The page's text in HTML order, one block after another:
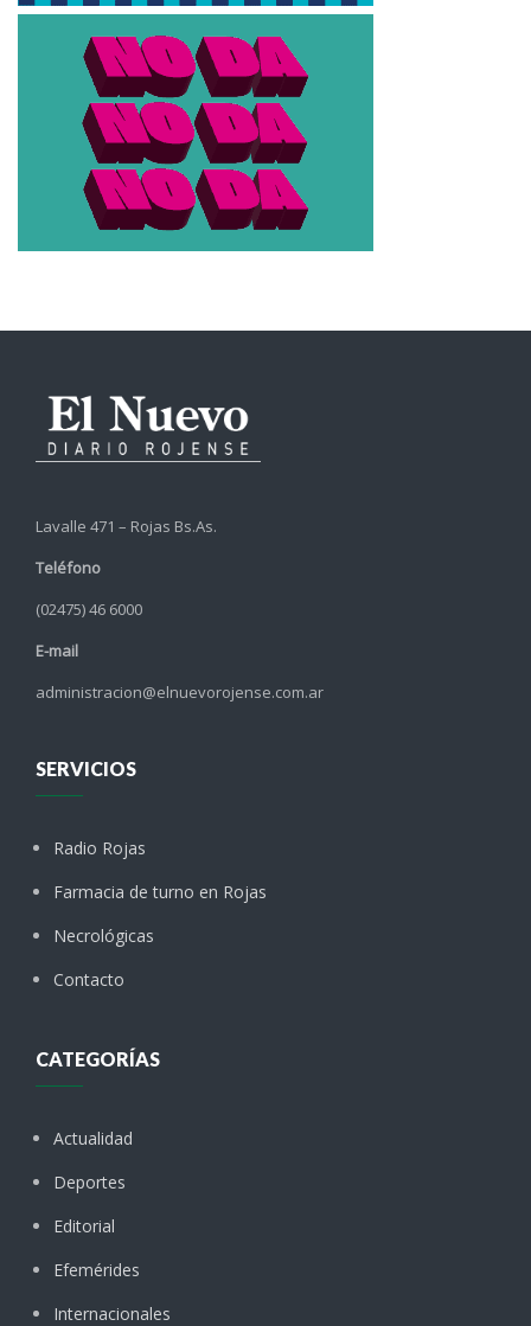
Lavalle 471 – Rojas Bs.As.
Teléfono
(02475) 46 6000
E-mail
administracion@elnuevorojense.com.ar
SERVICIOS
Radio Rojas
Farmacia de turno en Rojas
Necrológicas
Contacto
CATEGORÍAS
Actualidad
Deportes
Editorial
Efemérides
Internacionales